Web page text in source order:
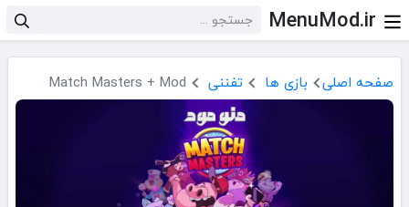
MenuMod.ir
صفحه اصلی بازی ها تفننی Match Masters + Mod